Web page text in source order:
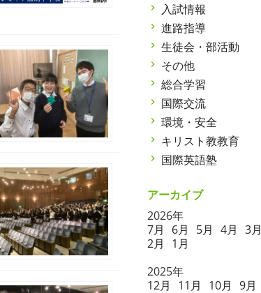
入試情報
進路指導
生徒会・部活動
その他
総合学習
国際交流
環境・安全
キリスト教教育
国際英語塾
アーカイブ
2026年
7月
6月 5月 4月 3月
2月
1月
2025年
12月
11月 10月 9月